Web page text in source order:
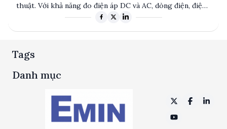
thuật. Với khả năng đo điện áp DC và AC, dòng điện, điện
trở và điện dung, cùng với các tính năng như kiểm tra
độ bền cao.
Tags
Danh mục